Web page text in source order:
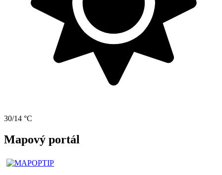
30/14 °C
Mapový portál